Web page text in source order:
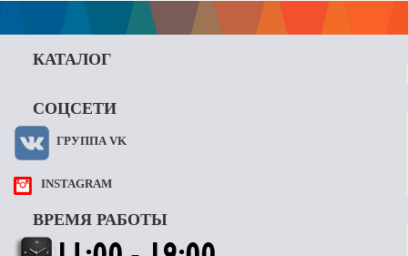
КАТАЛОГ
СОЦСЕТИ
ГРУППА VK
INSTAGRAM
ВРЕМЯ РАБОТЫ